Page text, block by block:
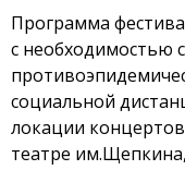
Программа
с необходимостью
социальной
локации
театре